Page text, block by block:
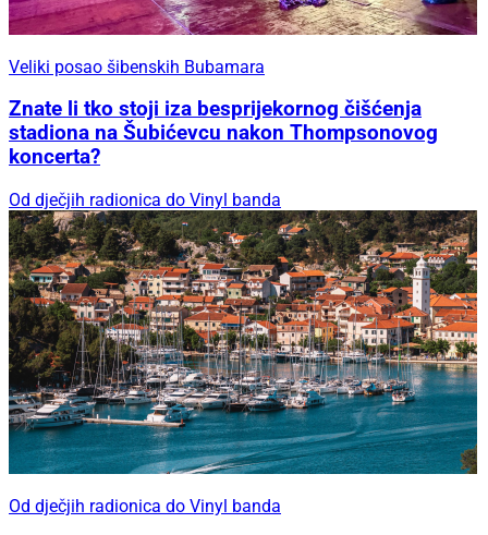
Veliki posao šibenskih Bubamara
Znate li tko stoji iza besprijekornog čišćenja
stadiona na Šubićevcu nakon Thompsonovog
koncerta?
Od dječjih radionica do Vinyl banda
Od dječjih radionica do Vinyl banda